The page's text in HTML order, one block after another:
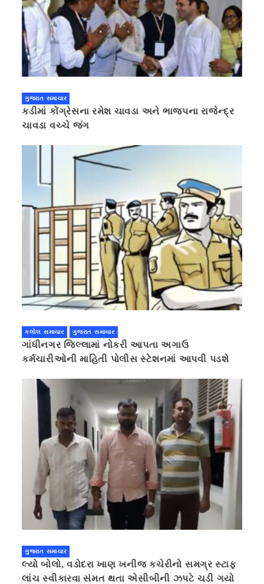
ગુજરાત સમાચાર
કડીમાં કોંગ્રેસના રમેશ ચાવડા અને ભાજપના રાજેન્દ્ર
ચાવડા વચ્ચે જંગ
કલોલ સમાચાર ગુજરાત સમાચાર
ગાંધીનગર જિલ્લામાં નોકરી આપતા અગાઉ
કર્મચારીઓની માહિતી પોલીસ સ્ટેશનમાં આપવી પડશે
ગુજરાત સમાચાર
લ્યો બોલો, વડોદરા ખાણ ખનીજ કચેરીનો સમગ્ર સ્ટાફ
લાંચ સ્વીકારવા સંમત થતા એસીબીની ઝપટે ચડી ગયો